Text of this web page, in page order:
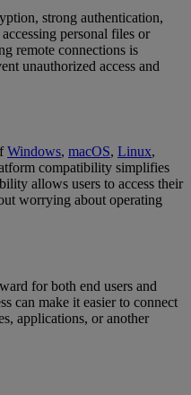
strong authentication,
personal files or
remote connections is
unauthorized access and
Windows, macOS, Linux,
compatibility simplifies
allows users to access their
worrying about operating
for both end users and
can make it easier to connect
applications, or another